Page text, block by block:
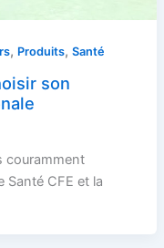
, Produits, Santé
son
couramment
Santé CFE et la